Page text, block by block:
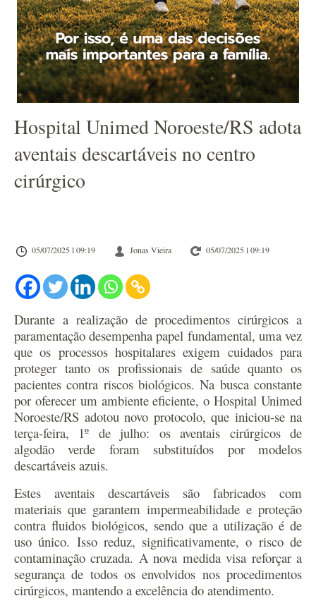
Hospital Unimed Noroeste/RS adota
aventais descartáveis no centro
cirúrgico
05/07/2025 l 09:19 Jonas Vieira 05/07/2025 l 09:19
Durante a realização de procedimentos cirúrgicos a
paramentação desempenha papel fundamental, uma vez
que os processos hospitalares exigem cuidados para
proteger tanto os profissionais de saúde quanto os
pacientes contra riscos biológicos. Na busca constante
por oferecer um ambiente eficiente, o Hospital Unimed
Noroeste/RS adotou novo protocolo, que iniciou-se na
terça-feira, 1º de julho: os aventais cirúrgicos de
algodão verde foram substituídos por modelos
descartáveis azuis.
Estes aventais descartáveis são fabricados com
materiais que garantem impermeabilidade e proteção
contra fluidos biológicos, sendo que a utilização é de
uso único. Isso reduz, significativamente, o risco de
contaminação cruzada. A nova medida visa reforçar a
segurança de todos os envolvidos nos procedimentos
cirúrgicos, mantendo a excelência do atendimento.